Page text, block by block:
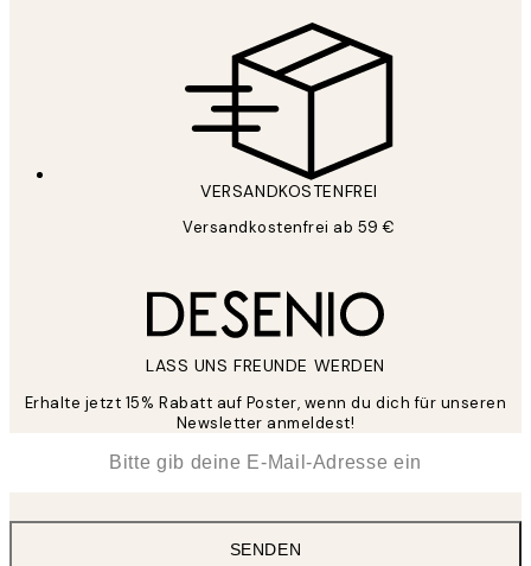
VERSANDKOSTENFREI
Versandkostenfrei ab 59 €
LASS UNS FREUNDE WERDEN
Erhalte jetzt 15% Rabatt auf Poster, wenn du dich für unseren
Newsletter anmeldest!
SENDEN